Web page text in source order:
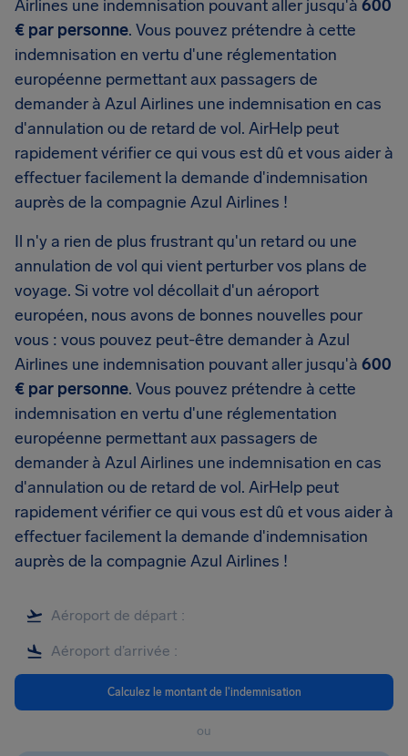
Airlines une indemnisation pouvant aller jusqu'à 600
€ par personne. Vous pouvez prétendre à cette
indemnisation en vertu d'une réglementation
européenne permettant aux passagers de
demander à Azul Airlines une indemnisation en cas
d'annulation ou de retard de vol. AirHelp peut
rapidement vérifier ce qui vous est dû et vous aider à
effectuer facilement la demande d'indemnisation
auprès de la compagnie Azul Airlines !
Il n'y a rien de plus frustrant qu'un retard ou une
annulation de vol qui vient perturber vos plans de
voyage. Si votre vol décollait d'un aéroport
européen, nous avons de bonnes nouvelles pour
vous : vous pouvez peut-être demander à Azul
Airlines une indemnisation pouvant aller jusqu'à 600
€ par personne. Vous pouvez prétendre à cette
indemnisation en vertu d'une réglementation
européenne permettant aux passagers de
demander à Azul Airlines une indemnisation en cas
d'annulation ou de retard de vol. AirHelp peut
rapidement vérifier ce qui vous est dû et vous aider à
effectuer facilement la demande d'indemnisation
auprès de la compagnie Azul Airlines !
Calculez le montant de l'indemnisation
ou